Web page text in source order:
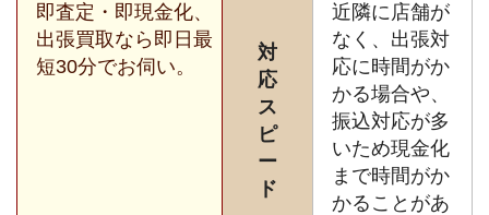
即査定・即現金化、
出張買取なら即日最
短30分でお伺い。
対
応
ス
ピ
ー
ド
近隣に店舗が
なく、出張対
応に時間がか
かる場合や、
振込対応が多
いため現金化
まで時間がか
かることがあ